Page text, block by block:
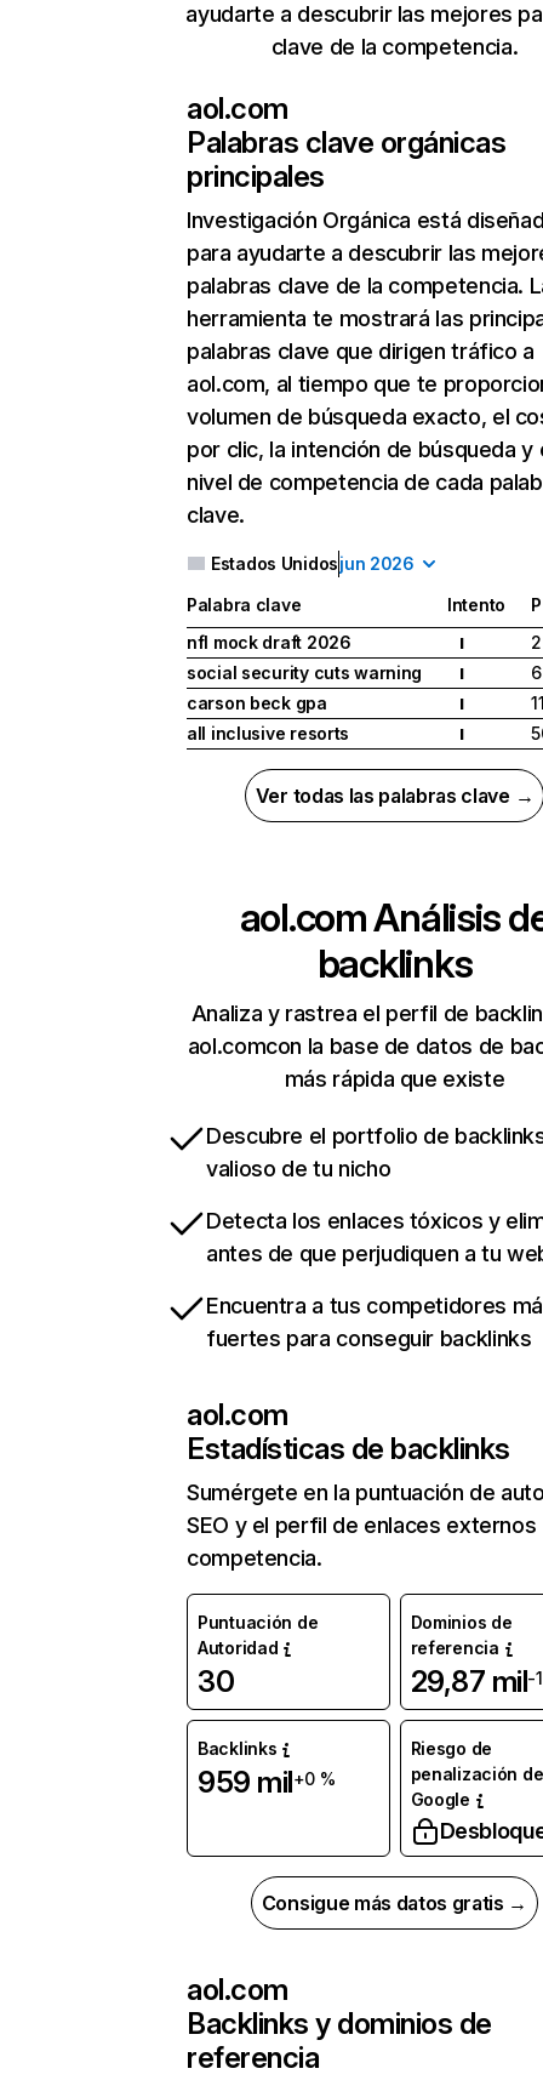
ayudarte a descubrir las mejores
clave de la competencia.
aol.com
Palabras clave orgánicas
principales
Investigación Orgánica está
para ayudarte a descubrir las
palabras clave de la competencia.
herramienta te mostrará las
palabras clave que dirigen tráfico a
aol.com, al tiempo que te
volumen de búsqueda exacto, el
por clic, la intención de búsqueda y
nivel de competencia de cada
clave.
Estados Unidosjun 2026
Palabra clave Intento
nfl mock draft 2026
I
social security cuts warning
I
6
carson beck gpa
I
all inclusive resorts
I
Ver todas las palabras clave →
aol.comAnálisis
backlinks
Analiza y rastrea el perfil de
aol.comcon la base de datos de
más rápida que existe
Descubre el portfolio de
valioso de tu nicho
Detecta los enlaces tóxicos y
antes de que perjudiquen a tu
Encuentra a tus competidores
fuertes para conseguir backlinks
aol.com
Estadísticas de backlinks
Sumérgete en la puntuación de
SEO y el perfil de enlaces externos
competencia.
Puntuación de
Autoridad
30
Dominios de
referencia
29,87 mil-
Backlinks
959 mil+0 %
Riesgo de
penalización de
Google
Consigue más datos gratis →
aol.com
Backlinks y dominios de
referencia